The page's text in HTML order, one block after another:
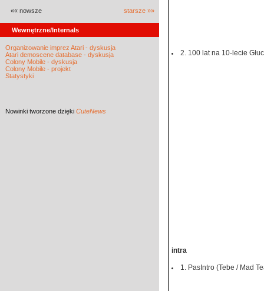
«« nowsze starsze »»
Wewnętrzne/Internals
Organizowanie imprez Atari - dyskusja
Atari demoscene database - dyskusja
Colony Mobile - dyskusja
Colony Mobile - projekt
Statystyki
Nowinki tworzone dzięki CuteNews
2. 100 lat na 10-lecie
intra
1. PasIntro (Tebe / Mad